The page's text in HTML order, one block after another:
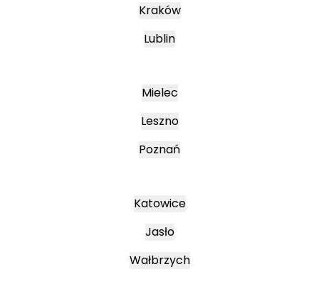
Kraków
Lublin
Mielec
Leszno
Poznań
Katowice
Jasło
Wałbrzych